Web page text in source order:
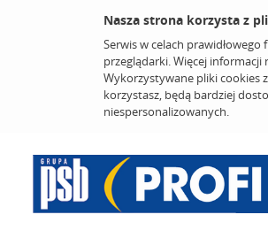
Nasza strona korzysta z
Serwis w celach
przeglądarki. Więcej
Wykorzystywane pliki cookies
korzystasz, będą bardziej
niespersonalizowanych.